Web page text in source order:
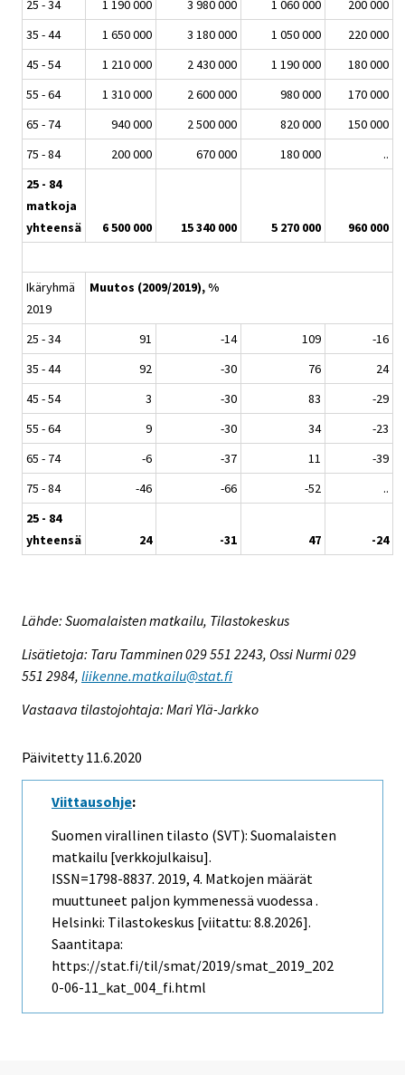
25 - 34 1 190 000 3 980 000 1 060 000
200 000
35 - 44
1 650 000 3 180 000 1 050 000
220 000
45 - 54
1 210 000 2 430 000 1 190 000
180 000
55 - 64
1 310 000 2 600 000 980 000
170 000
65 - 74
940 000 2 500 000 820 000
150 000
75 - 84
200 000 670 000 180 000
..
25 - 84
matkoja
yhteensä
6 500 000 15 340 000 5 270 000 960 000
Ikäryhmä
2019
Muutos (2009/2019), %
25 - 34 91 -14 109
-16
35 - 44
92 -30 76
24
45 - 54
3 -30 83
-29
55 - 64
9 -30 34
-23
65 - 74
-6 -37 11
-39
75 - 84
-46 -66 -52
..
25 - 84
yhteensä
24 -31 47 -24
Lähde: Suomalaisten matkailu, Tilastokeskus
Lisätietoja: Taru Tamminen 029 551 2243, Ossi Nurmi 029
551 2984, liikenne.matkailu@stat.fi
Vastaava tilastojohtaja: Mari Ylä-Jarkko
Päivitetty 11.6.2020
Viittausohje:
Suomen virallinen tilasto (SVT): Suomalaisten
matkailu [verkkojulkaisu].
ISSN=1798-8837. 2019, 4. Matkojen määrät
muuttuneet paljon kymmenessä vuodessa .
Helsinki: Tilastokeskus [viitattu: 8.8.2026].
Saantitapa:
https://stat.fi/til/smat/2019/smat_2019_202
0-06-11_kat_004_fi.html